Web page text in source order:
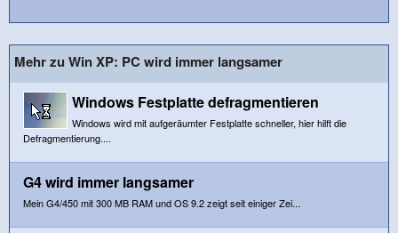
Mehr zu Win XP: PC wird immer langsamer
Windows Festplatte defragmentieren
Windows wird mit aufgeräumter Festplatte schneller, hier hilft die
Defragmentierung....
G4 wird immer langsamer
Mein G4/450 mit 300 MB RAM und OS 9.2 zeigt seit einiger Zei...